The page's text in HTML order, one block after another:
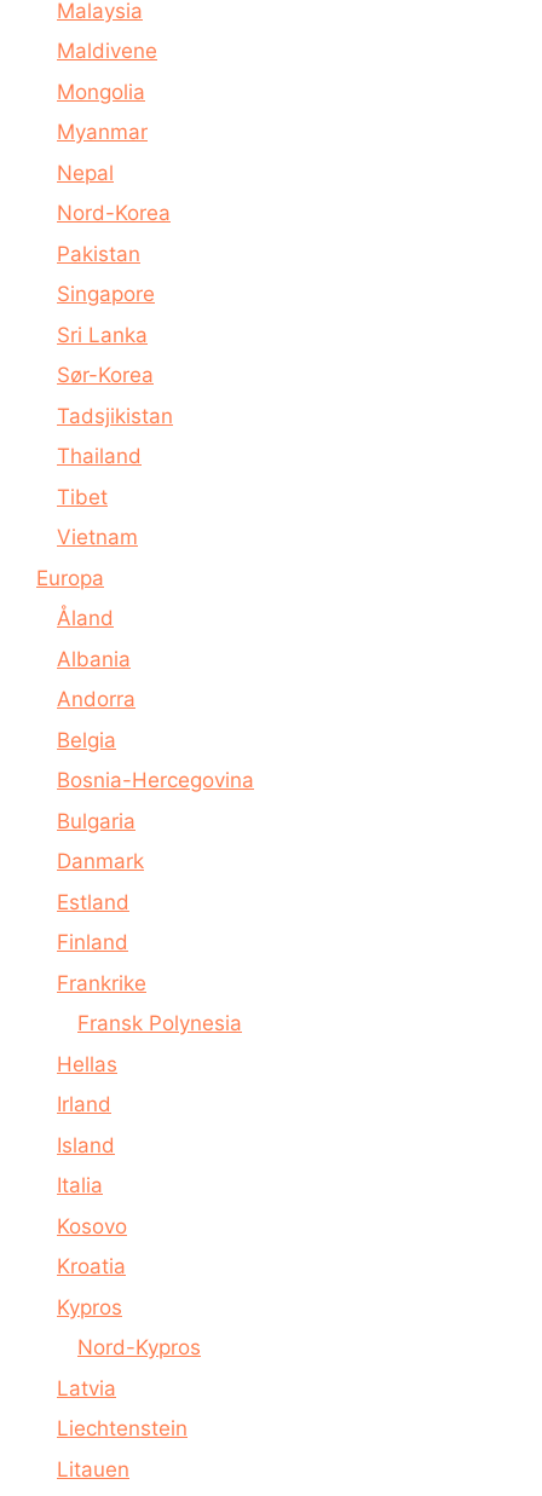
Malaysia
Maldivene
Mongolia
Myanmar
Nepal
Nord-Korea
Pakistan
Singapore
Sri Lanka
Sør-Korea
Tadsjikistan
Thailand
Tibet
Vietnam
Europa
Åland
Albania
Andorra
Belgia
Bosnia-Hercegovina
Bulgaria
Danmark
Estland
Finland
Frankrike
Fransk Polynesia
Hellas
Irland
Island
Italia
Kosovo
Kroatia
Kypros
Nord-Kypros
Latvia
Liechtenstein
Litauen